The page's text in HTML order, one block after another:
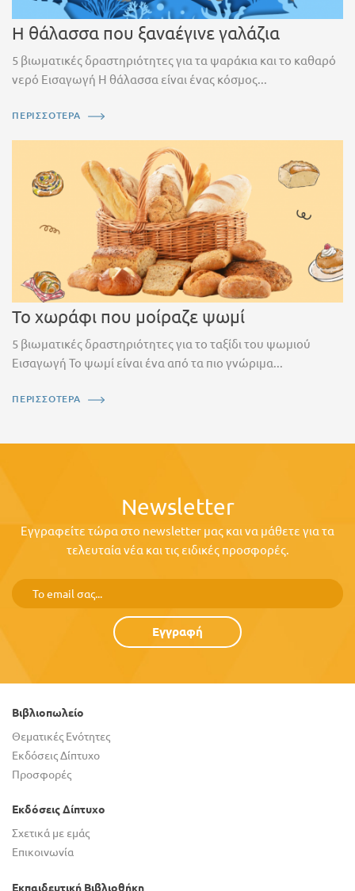
Η θάλασσα που ξαναέγινε γαλάζια
5 βιωματικές δραστηριότητες για τα ψαράκια και το καθαρό
νερό Εισαγωγή Η θάλασσα είναι ένας κόσμος...
ΠΕΡΙΣΣΟΤΕΡΑ
Το χωράφι που μοίραζε ψωμί
5 βιωματικές δραστηριότητες για το ταξίδι του ψωμιού
Εισαγωγή Το ψωμί είναι ένα από τα πιο γνώριμα...
ΠΕΡΙΣΣΟΤΕΡΑ
Newsletter
Εγγραφείτε τώρα στο newsletter μας και να μάθετε για τα
τελευταία νέα και τις ειδικές προσφορές.
Εγγραφή
Βιβλιοπωλείο
Θεματικές Ενότητες
Εκδόσεις Δίπτυχο
Προσφορές
Εκδόσεις Δίπτυχο
Σχετικά με εμάς
Επικοινωνία
Εκπαιδευτική Βιβλιοθήκη